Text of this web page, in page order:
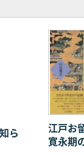
ら
江戸お
寛永期